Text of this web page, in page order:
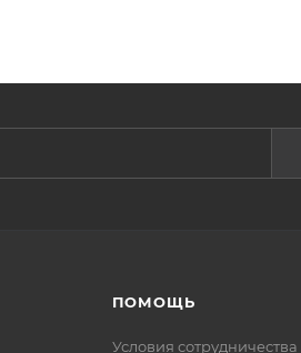
ПОМОЩЬ
Условия сотрудничества